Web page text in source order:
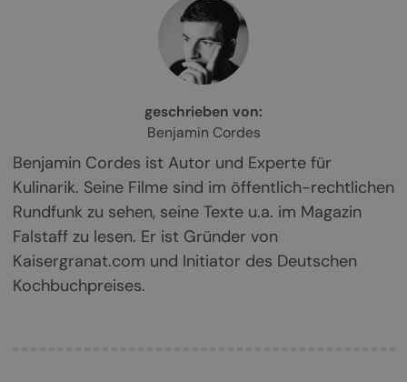
geschrieben von:
Benjamin Cordes
Benjamin Cordes ist Autor und Experte für
Kulinarik. Seine Filme sind im öffentlich-rechtlichen
Rundfunk zu sehen, seine Texte u.a. im Magazin
Falstaff zu lesen. Er ist Gründer von
Kaisergranat.com und Initiator des Deutschen
Kochbuchpreises.